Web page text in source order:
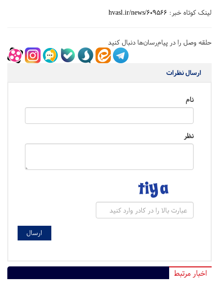
لینک کوتاه خبر: hvasl.ir/news/609566
حلقه وصل را در پیام‌رسان‌ها دنبال کنید
ارسال نظرات
نام
نظر
اخبار مرتبط